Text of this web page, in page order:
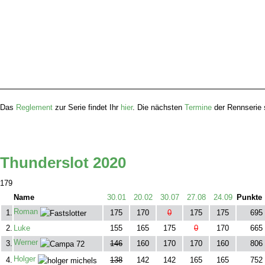
Das Reglement zur Serie findet Ihr hier. Die nächsten Termine der
Thunderslot 2020
179
Name
30.01 20.02 30.07 27.08 24.09 Punkte
1. Roman 175 170 0 175 175
695
2. Luke 155 165 175 0 170
665
3. Werner 146 160 170 170 160
806
4. Holger 138 142 142 165 165
752